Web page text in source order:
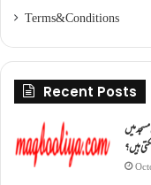
Terms & Conditions
Recent Posts
میں
ہیں؟